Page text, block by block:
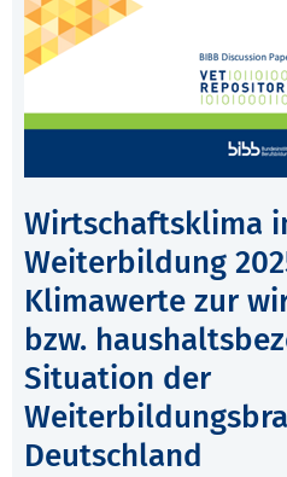
Wirtschaftsklima
Weiterbildung
Klimawerte zur
bzw.
Situation der
Deutschland